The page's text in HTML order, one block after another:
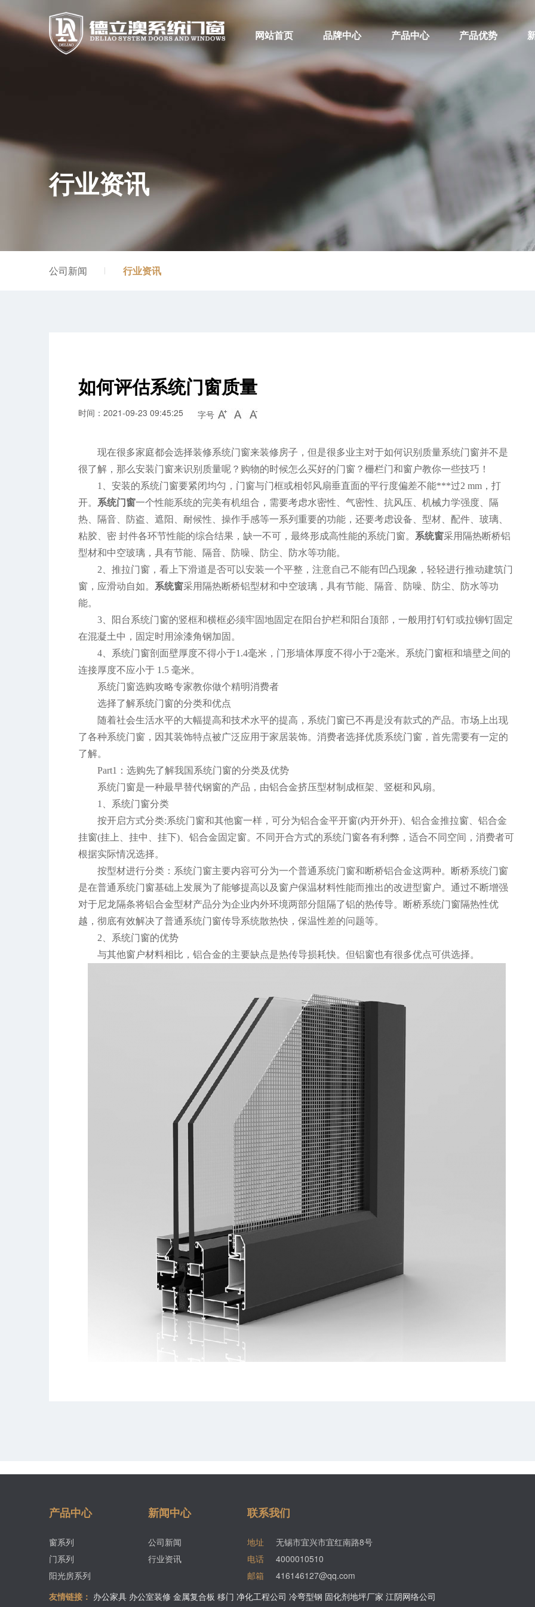
网站首页 品牌中心 产品中心 产品优势
行业资讯
公司新闻 行业资讯
如何评估系统门窗质量
时间：2021-09-23 09:45:25 字号
现在很多家庭都会选择装修系统门窗来装修房子，但是很多业主对于如何识别质量系统门窗并不是
很了解，那么安装门窗来识别质量呢？购物的时候怎么买好的门窗？栅栏门和窗户教你一些技巧！
1、安装的系统门窗要紧闭均匀，门窗与门框或相邻风扇垂直面的平行度偏差不能***过2 mm，打
开。 系统门窗一个性能系统的完美有机组合，需要考虑水密性、气密性、抗风压、机械力学强度、隔
热、隔音、防盗、遮阳、耐候性、操作手感等一系列重要的功能，还要考虑设备、型材、配件、玻璃、
粘胶、密 封件各环节性能的综合结果，缺一不可，最终形成高性能的系统门窗。 系统窗采用隔热断桥铝
型材和中空玻璃，具有节能、隔音、防噪、防尘、防水等功能。
2、推拉门窗，看上下滑道是否可以安装一个平整，注意自己不能有凹凸现象，轻轻进行推动建筑门
窗，应滑动自如。 系统窗采用隔热断桥铝型材和中空玻璃，具有节能、隔音、防噪、防尘、防水等功
能。
3、阳台系统门窗的竖框和横框必须牢固地固定在阳台护栏和阳台顶部，一般用打钉钉或拉铆钉固定
在混凝土中，固定时用涂漆角钢加固。
4、系统门窗剖面壁厚度不得小于1.4毫米，门形墙体厚度不得小于2毫米。系统门窗框和墙壁之间的
连接厚度不应小于 1.5 毫米。
系统门窗选购攻略专家教你做个精明消费者
选择了解系统门窗的分类和优点
随着社会生活水平的大幅提高和技术水平的提高，系统门窗已不再是没有款式的产品。市场上出现
了各种系统门窗，因其装饰特点被广泛应用于家居装饰。消费者选择优质系统门窗，首先需要有一定的
了解。
Part1：选购先了解我国系统门窗的分类及优势
系统门窗是一种最早替代钢窗的产品，由铝合金挤压型材制成框架、竖梃和风扇。
1、系统门窗分类
按开启方式分类:系统门窗和其他窗一样，可分为铝合金平开窗(内开外开)、铝合金推拉窗、铝合金
挂窗(挂上、挂中、挂下)、铝合金固定窗。不同开合方式的系统门窗各有利弊，适合不同空间，消费者可
根据实际情况选择。
按型材进行分类：系统门窗主要内容可分为一个普通系统门窗和断桥铝合金这两种。断桥系统门窗
是在普通系统门窗基础上发展为了能够提高以及窗户保温材料性能而推出的改进型窗户。通过不断增强
对于尼龙隔条将铝合金型材产品分为企业内外环境两部分阻隔了铝的热传导。断桥系统门窗隔热性优
越，彻底有效解决了普通系统门窗传导系统散热快，保温性差的问题等。
2、系统门窗的优势
与其他窗户材料相比，铝合金的主要缺点是热传导损耗快。但铝窗也有很多优点可供选择。
产品中心
窗系列
门系列
阳光房系列
新闻中心
公司新闻
行业资讯
联系我们
地址
无锡市宜兴市宜红南路8号
电话
4000010510
邮箱
416146127@qq.com
友情链接： 办公家具 办公室装修 金属复合板 移门 净化工程公司 冷弯型钢 固化剂地坪厂家 江阴网络公司